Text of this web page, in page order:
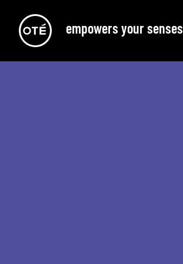
empowers your senses